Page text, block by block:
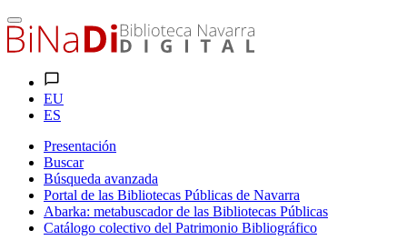
EU
ES
Presentación
Buscar
Búsqueda avanzada
Portal de las Bibliotecas Públicas de Navarra
Abarka: metabuscador de las Bibliotecas Públicas
Catálogo colectivo del Patrimonio Bibliográfico